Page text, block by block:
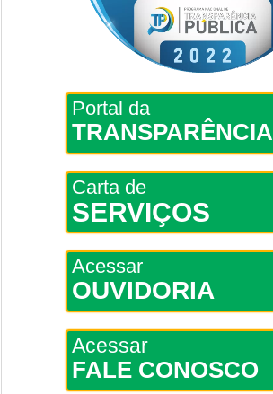
Portal da
TRANSPARÊNCIA
Carta de
SERVIÇOS
Acessar
OUVIDORIA
Acessar
FALE CONOSCO